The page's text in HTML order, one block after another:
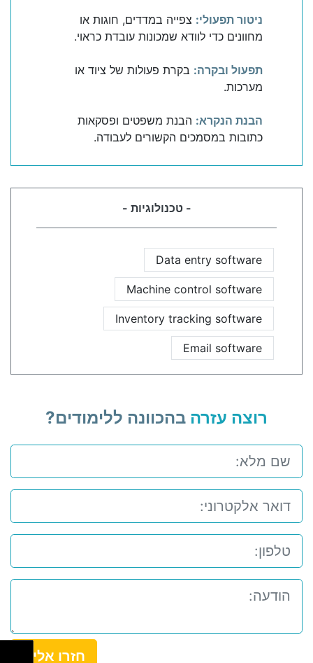
ניטור תפעולי: צפייה במדדים, חוגות או
מחוונים כדי לוודא שמכונות עובדת כראוי.
תפעול ובקרה: בקרת פעולות של ציוד או
מערכות.
הבנת הנקרא: הבנת משפטים ופסקאות
כתובות במסמכים הקשורים לעבודה.
- טכנולוגיות -
Data entry software
Machine control software
Inventory tracking software
Email software
רוצה עזרה בהכוונה ללימודים?
חזרו אלי